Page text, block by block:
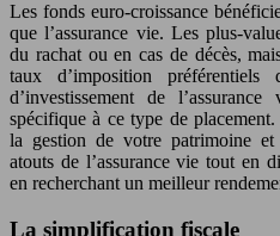
Les fonds euro-croissance
que l’assurance vie. Les plus-
du rachat ou en cas de décès,
taux d’imposition
d’investissement de
spécifique à ce type de
la gestion de votre patrimoine
atouts de l’assurance vie tout en
en recherchant un meilleur
La simplification fiscale